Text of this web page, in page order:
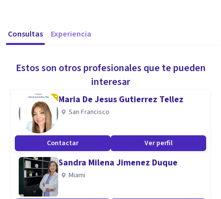
Consultas Experiencia
Estos son otros profesionales que te pueden
interesar
Maria De Jesus Gutierrez Tellez
San Francisco
Contactar Ver perfil
Sandra Milena Jimenez Duque
Miami